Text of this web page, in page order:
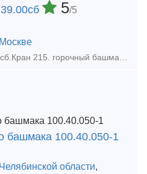
5/5
Москве
башмака 100.40.050-1
Челябинской области,